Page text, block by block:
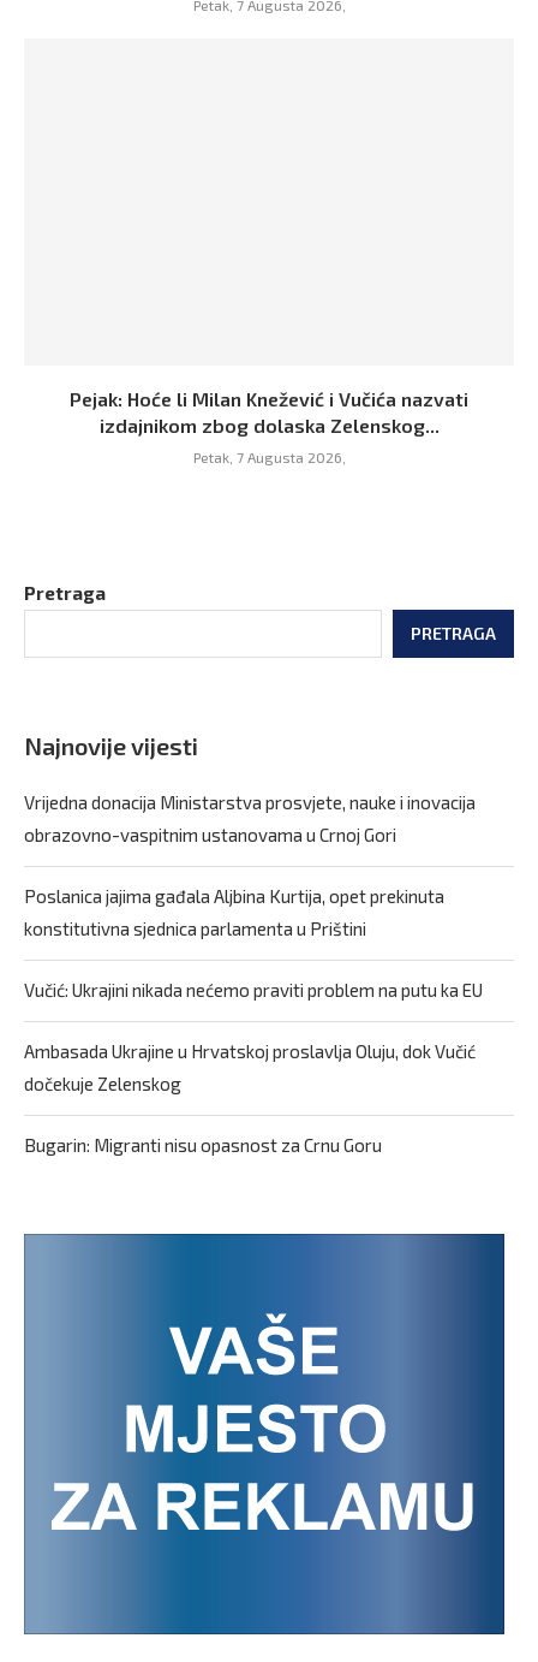
Petak, 7 Augusta 2026,
Pejak: Hoće li Milan Knežević i Vučića nazvati
izdajnikom zbog dolaska Zelenskog...
Petak, 7 Augusta 2026,
Pretraga
PRETRAGA
Najnovije vijesti
Vrijedna donacija Ministarstva prosvjete, nauke i inovacija
obrazovno-vaspitnim ustanovama u Crnoj Gori
Poslanica jajima gađala Aljbina Kurtija, opet prekinuta
konstitutivna sjednica parlamenta u Prištini
Vučić: Ukrajini nikada nećemo praviti problem na putu ka EU
Ambasada Ukrajine u Hrvatskoj proslavlja Oluju, dok Vučić
dočekuje Zelenskog
Bugarin: Migranti nisu opasnost za Crnu Goru